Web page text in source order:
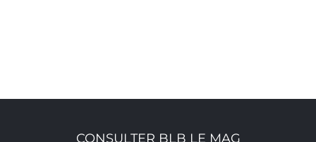
CONSULTER BLB LE MAG